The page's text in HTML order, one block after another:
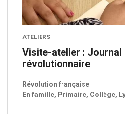
ATELIERS
Visite-atelier : Journal
révolutionnaire
Révolution française
En famille, Primaire, Collège,